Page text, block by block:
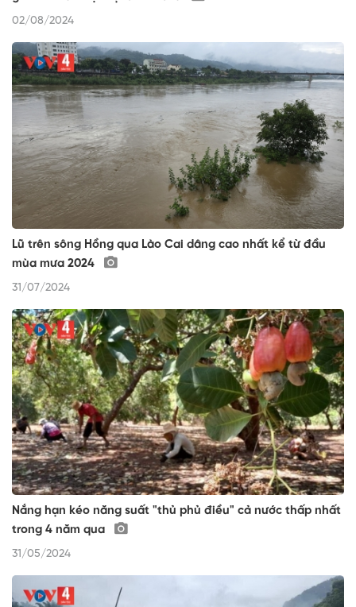
02/08/2024
Lũ trên sông Hồng qua Lào Cai dâng cao nhất kể từ đầu
mùa mưa 2024
31/07/2024
Nắng hạn kéo năng suất "thủ phủ điều" cả nước thấp nhất
trong 4 năm qua
31/05/2024